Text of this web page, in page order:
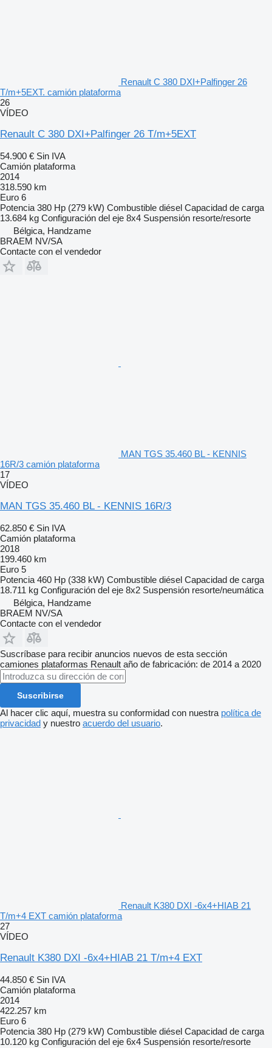
Renault C 380 DXI+Palfinger 26
T/m+5EXT. camión plataforma
26
VÍDEO
Renault C 380 DXI+Palfinger 26 T/m+5EXT
54.900 € Sin IVA
Camión plataforma
2014
318.590 km
Euro 6
Potencia 380 Hp (279 kW) Combustible diésel Capacidad de carga
13.684 kg Configuración del eje 8x4 Suspensión resorte/resorte
Bélgica, Handzame
BRAEM NV/SA
Contacte con el vendedor
MAN TGS 35.460 BL - KENNIS
16R/3 camión plataforma
17
VÍDEO
MAN TGS 35.460 BL - KENNIS 16R/3
62.850 € Sin IVA
Camión plataforma
2018
199.460 km
Euro 5
Potencia 460 Hp (338 kW) Combustible diésel Capacidad de carga
18.711 kg Configuración del eje 8x2 Suspensión resorte/neumática
Bélgica, Handzame
BRAEM NV/SA
Contacte con el vendedor
Suscríbase para recibir anuncios nuevos de esta sección
camiones plataformas Renault año de fabricación: de 2014 a 2020
Suscribirse
Al hacer clic aquí, muestra su conformidad con nuestra política de
privacidad y nuestro acuerdo del usuario.
Renault K380 DXI -6x4+HIAB 21
T/m+4 EXT camión plataforma
27
VÍDEO
Renault K380 DXI -6x4+HIAB 21 T/m+4 EXT
44.850 € Sin IVA
Camión plataforma
2014
422.257 km
Euro 6
Potencia 380 Hp (279 kW) Combustible diésel Capacidad de carga
10.120 kg Configuración del eje 6x4 Suspensión resorte/resorte